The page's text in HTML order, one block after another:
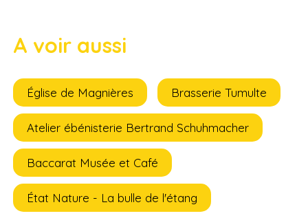
A voir aussi
Église de Magnières Brasserie Tumulte
Atelier ébénisterie Bertrand Schuhmacher
Baccarat Musée et Café
État Nature - La bulle de l'étang